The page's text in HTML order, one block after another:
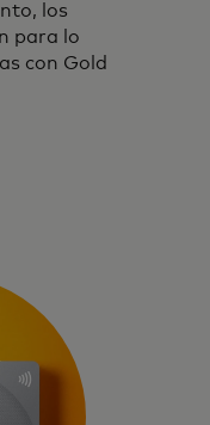
los
para lo
con Gold